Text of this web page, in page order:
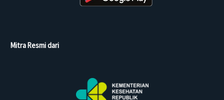
Mitra Resmi dari